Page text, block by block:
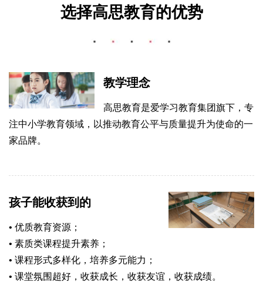
选择高思教育的优势
教学理念
高思教育是爱学习教育集团旗下，专
注中小学教育领域，以推动教育公平与质量提升为使命的一
家品牌。
孩子能收获到的
• 优质教育资源；
• 素质类课程提升素养；
• 课程形式多样化，培养多元能力；
• 课堂氛围超好，收获成长，收获友谊，收获成绩。